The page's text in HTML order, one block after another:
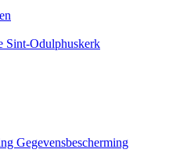
Sint-Odulphuskerk
Gegevensbescherming